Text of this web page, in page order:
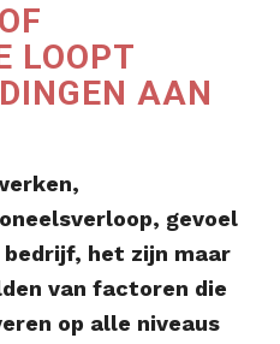
LOOPT
AAN
gevoel
het zijn maar
van factoren die
op alle niveaus